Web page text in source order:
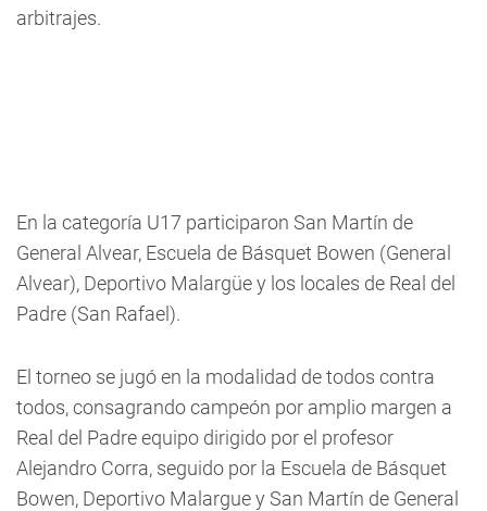
arbitrajes.
En la categoría U17 participaron San Martín de
General Alvear, Escuela de Básquet Bowen (General
Alvear), Deportivo Malargüe y los locales de Real del
Padre (San Rafael).
El torneo se jugó en la modalidad de todos contra
todos, consagrando campeón por amplio margen a
Real del Padre equipo dirigido por el profesor
Alejandro Corra, seguido por la Escuela de Básquet
Bowen, Deportivo Malargue y San Martín de General